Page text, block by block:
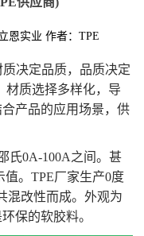
恩实业 作者：TPE
决定品质，品质决定
材质选择多样化，导
产品的应用场景，供
氏0A-100A之间。甚
值。TPE厂家生产0度
混改性而成。外观为
保的软胶料。